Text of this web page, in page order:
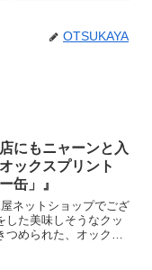
OTSUKAYA
にもニャーンと入
ックスプリント
缶」』
ネットショップでござ
した美味しそうなクッ
つめられた、オックス